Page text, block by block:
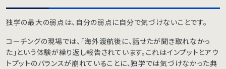
独学の最大の弱点は、自分の弱点に自分で気づけないことです。
コーチングの現場では、「海外渡航後に、話せたが聞き取れなかっ
た」という体験が繰り返し報告されています。これはインプットとアウ
トプットのバランスが崩れていることに、独学では気づけなかった典